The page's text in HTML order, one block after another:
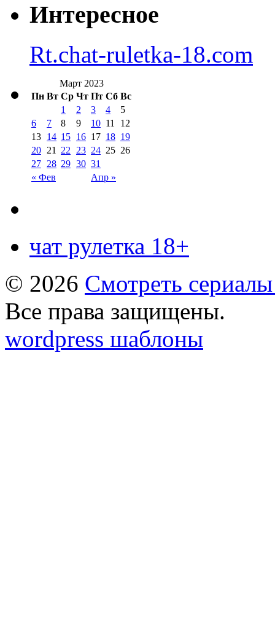
Интересное
Rt.chat-ruletka-18.com
Март 2023
Пн Вт Ср Чт Пт Сб Вс
« Фев Апр »
1 2 3 4
5
6
7 8 9 10 11
12
13 14 15 16 17 18 19
20 21 22 23 24 25 26
27 28 29 30 31
чат рулетка 18+
© 2026 Смотреть
Все права защищены.
wordpress шаблоны